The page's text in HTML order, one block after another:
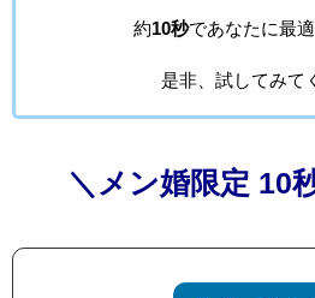
約10秒であなたに最
是非、試してみて
＼メン婚限定 10